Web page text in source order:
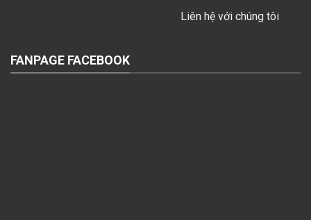
Liên hệ với chúng tôi
FANPAGE FACEBOOK